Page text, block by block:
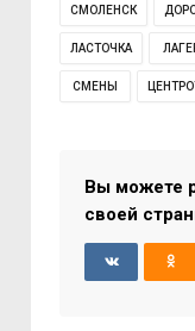
СМОЛЕНСК
ЛАСТОЧКА
СМЕНЫ
Вы можете
своей